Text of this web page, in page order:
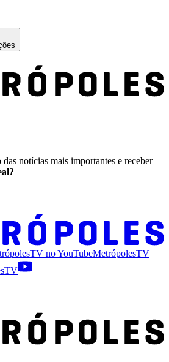
notícias mais importantes e receber
noYouTubeMetrópolesTV